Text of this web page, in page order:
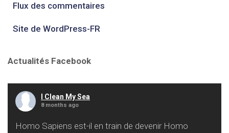
Flux des commentaires
Site de WordPress-FR
Actualités Facebook
I Clean My Sea
8 months ago
Homo Sapiens est-il en train de devenir Homo